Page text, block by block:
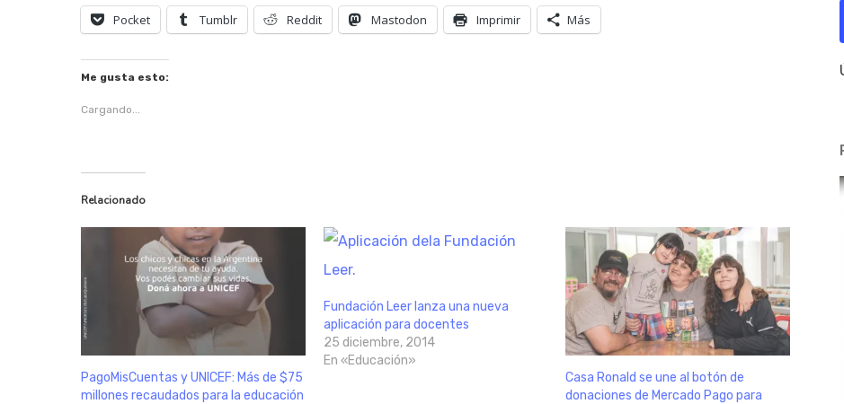
Pocket Tumblr Reddit Mastodon Imprimir Más
Me gusta esto:
Cargando...
Relacionado
PagoMisCuentas y UNICEF: Más de $75
millones recaudados para la educación
Fundación Leer lanza una nueva
aplicación para docentes
25 diciembre, 2014
En «Educación»
Casa Ronald se une al botón de
donaciones de Mercado Pago para